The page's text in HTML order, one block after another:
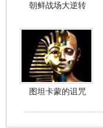
朝鲜战场大逆转
图坦卡蒙的诅咒